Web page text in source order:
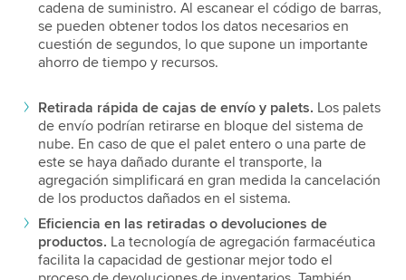
cadena de suministro. Al escanear el código de barras,
se pueden obtener todos los datos necesarios en
cuestión de segundos, lo que supone un importante
ahorro de tiempo y recursos.
Retirada rápida de cajas de envío y palets. Los palets
de envío podrían retirarse en bloque del sistema de
nube. En caso de que el palet entero o una parte de
este se haya dañado durante el transporte, la
agregación simplificará en gran medida la cancelación
de los productos dañados en el sistema.
Eficiencia en las retiradas o devoluciones de
productos. La tecnología de agregación farmacéutica
facilita la capacidad de gestionar mejor todo el